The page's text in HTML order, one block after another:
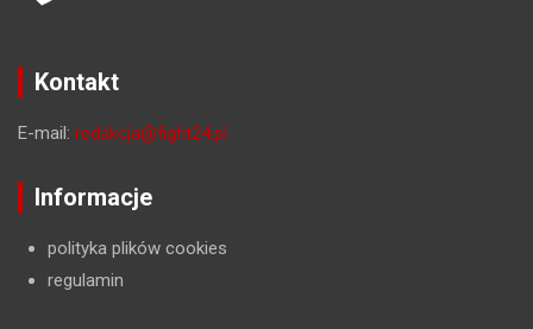
Kontakt
E-mail: redakcja@fight24.pl
Informacje
polityka plików cookies
regulamin